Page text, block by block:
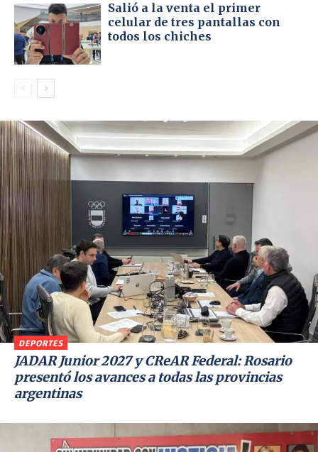
Salió a la venta el primer
celular de tres pantallas con
todos los chiches
DEPORTES
JADAR Junior 2027 y CReAR Federal: Rosario
presentó los avances a todas las provincias
argentinas